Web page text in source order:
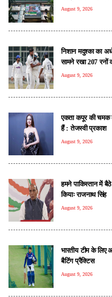
August 9, 2026
निशान मदुश्का का
सामने रखा 207 रनों
August 9, 2026
एकता कपूर की चमक
हैं : तेजस्वी प्रकाश
August 9, 2026
हमने पाकिस्तान में
कियाः राजनाथ सिंह
August 9, 2026
भारतीय टीम के
बैटिंग प्रैक्टिस
August 9, 2026